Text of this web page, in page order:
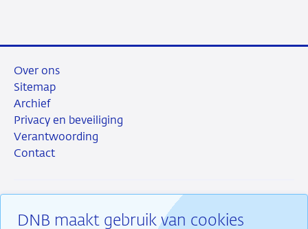
DNB maakt gebruik van cookies
Over ons
Sitemap
Archief
Privacy en beveiliging
Verantwoording
Contact
RSS InstagramLinkedin
X